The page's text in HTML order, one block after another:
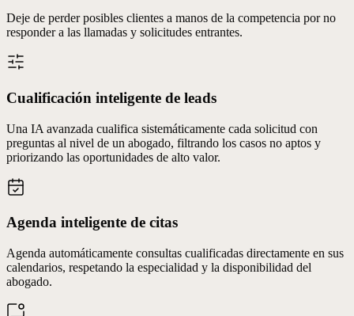
Deje de perder posibles clientes a manos de la competencia por no
responder a las llamadas y solicitudes entrantes.
Cualificación inteligente de leads
Una IA avanzada cualifica sistemáticamente cada solicitud con
preguntas al nivel de un abogado, filtrando los casos no aptos y
priorizando las oportunidades de alto valor.
Agenda inteligente de citas
Agenda automáticamente consultas cualificadas directamente en sus
calendarios, respetando la especialidad y la disponibilidad del
abogado.